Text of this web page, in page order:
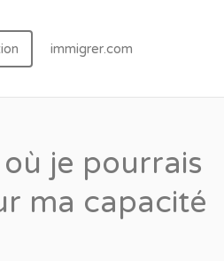
immigrer.com
je pourrais
ma capacité